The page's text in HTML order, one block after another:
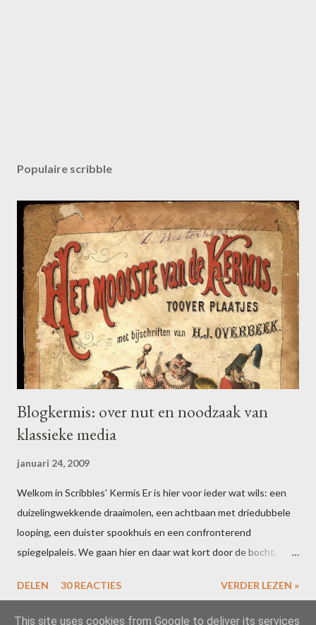
Populaire scribble
Blogkermis: over nut en noodzaak van
klassieke media
januari 24, 2009
Welkom in Scribbles' Kermis Er is hier voor ieder wat wils: een
duizelingwekkende draaimolen, een achtbaan met driedubbele
looping, een duister spookhuis en een confronterend
spiegelpaleis. We gaan hier en daar wat kort door de bocht,
voor 16 februari een blogpost over uw ervaringen in één of meer
DELEN 30 REACTIES VERDER LEZEN »
This site uses cookies from Google to deliver its services